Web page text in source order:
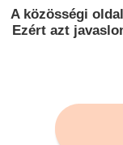
A közösségi
Ezért azt